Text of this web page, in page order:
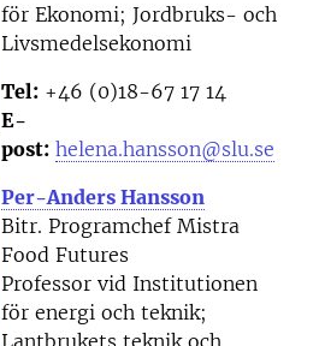
för Ekonomi; Jordbruks- och
Livsmedelsekonomi
Tel: +46 (0)18-67 17 14
E-
post: helena.hansson@slu.se
Per-Anders Hansson
Bitr. Programchef Mistra
Food Futures
Professor vid Institutionen
för energi och teknik;